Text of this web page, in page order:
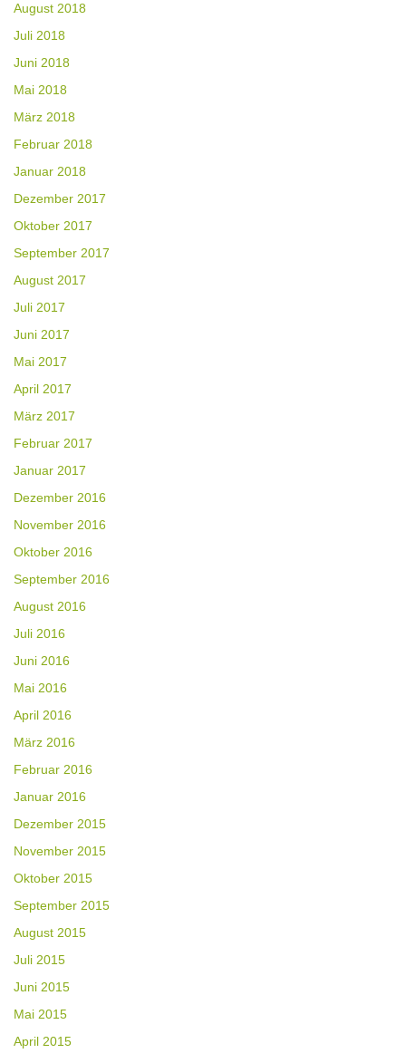
August 2018
Juli 2018
Juni 2018
Mai 2018
März 2018
Februar 2018
Januar 2018
Dezember 2017
Oktober 2017
September 2017
August 2017
Juli 2017
Juni 2017
Mai 2017
April 2017
März 2017
Februar 2017
Januar 2017
Dezember 2016
November 2016
Oktober 2016
September 2016
August 2016
Juli 2016
Juni 2016
Mai 2016
April 2016
März 2016
Februar 2016
Januar 2016
Dezember 2015
November 2015
Oktober 2015
September 2015
August 2015
Juli 2015
Juni 2015
Mai 2015
April 2015